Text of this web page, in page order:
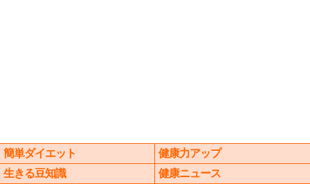
簡単ダイエット
健康力アップ
生きる豆知識
健康ニュース